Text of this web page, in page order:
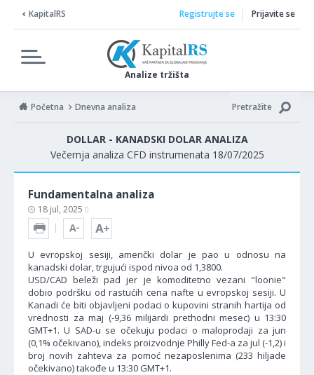
KapitalRS
Analize tržišta
Registrujte se Prijavite se
Početna Dnevna analiza Pretražite
DOLLAR - KANADSKI DOLAR ANALIZA
Večernja analiza CFD instrumenata 18/07/2025
Fundamentalna analiza
18 jul, 2025
U evropskoj sesiji, američki dolar je pao u odnosu na
kanadski dolar, trgujući ispod nivoa od 1,3800.
USD/CAD beleži pad jer je komoditetno vezani "loonie"
dobio podršku od rastućih cena nafte u evropskoj sesiji. U
Kanadi će biti objavljeni podaci o kupovini stranih hartija od
vrednosti za maj (-9,36 milijardi prethodni mesec) u 13:30
GMT+1. U SAD-u se očekuju podaci o maloprodaji za jun
(0,1% očekivano), indeks proizvodnje Philly Fed-a za jul (-1,2) i
broj novih zahteva za pomoć nezaposlenima (233 hiljade
očekivano) takođe u 13:30 GMT+1.